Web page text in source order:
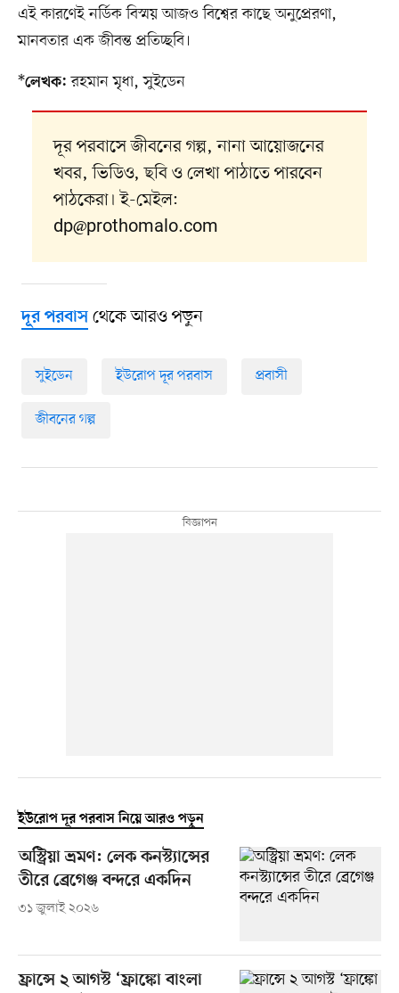
এই কারণেই নর্ডিক বিস্ময় আজও বিশ্বের কাছে অনুপ্রেরণা,
মানবতার এক জীবন্ত প্রতিচ্ছবি।
*লেখক: রহমান মৃধা, সুইডেন
দূর পরবাসে জীবনের গল্প, নানা আয়োজনের
খবর, ভিডিও, ছবি ও লেখা পাঠাতে পারবেন
পাঠকেরা। ই-মেইল:
dp@prothomalo.com
দূর পরবাসথেকে আরও পড়ুন
সুইডেন ইউরোপ দূর পরবাস প্রবাসী
জীবনের গল্প
ইউরোপ দূর পরবাস নিয়ে আরও পড়ুন
অস্ট্রিয়া ভ্রমণ: লেক কনস্ট্যান্সের
তীরে ব্রেগেঞ্জ বন্দরে একদিন
৩১ জুলাই ২০২৬
ফ্রান্সে ২ আগস্ট ‘ফ্রাঙ্কো বাংলা